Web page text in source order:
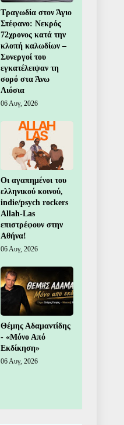
Τραγωδία στον Άγιο
Στέφανο: Νεκρός
72χρονος κατά την
κλοπή καλωδίων –
Συνεργοί του
εγκατέλειψαν τη
σορό στα Άνω
Λιόσια
06 Αυγ, 2026
Οι αγαπημένοι του
ελληνικού κοινού,
indie/psych rockers
Allah-Las
επιστρέφουν στην
Αθήνα!
06 Αυγ, 2026
Θέμης Αδαμαντίδης
- «Μόνο Από
Εκδίκηση»
06 Αυγ, 2026